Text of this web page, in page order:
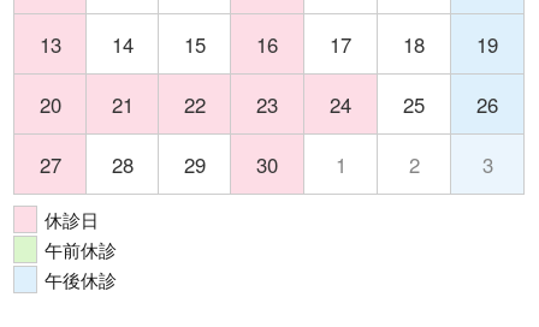
13 14 15 16 17 18 19
20 21 22 23 24 25 26
27 28 29 30 1 2 3
休診日
午前休診
午後休診